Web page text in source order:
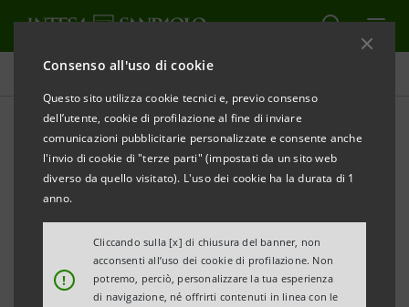
Consenso all'uso di cookie
Questo sito utilizza cookie tecnici e, previo consenso
dell’utente, cookie di profilazione al fine di inviare
comunicazioni pubblicitarie personalizzate e consente anche
l'invio di cookie di "terze parti" (impostati da un sito web
diverso da quello visitato). L'uso dei cookie ha la durata di 1
anno.
!
Cliccando sulla [x] di chiusura del banner, non
acconsenti all’uso dei cookie di profilazione. Non
potremo, perciò, personalizzare la tua esperienza
di navigazione, né offrirti contenuti in linea con le
Comunicati stampa
STAMPA AGGIORNA
INTESA SANPAOLO: CONVOCAZIONE ASSEMBLEA
ORDINARIA E STRAORDINARIA
Torino, Milano, 23 marzo 2007- L’odierno Consiglio di
Gestione ha convocato l’Assemblea ordinaria e
straordinaria di Intesa Sanpaolo per i giorni 30 aprile